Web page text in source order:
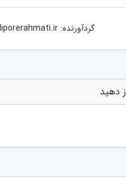
گردآورنده:
دهید